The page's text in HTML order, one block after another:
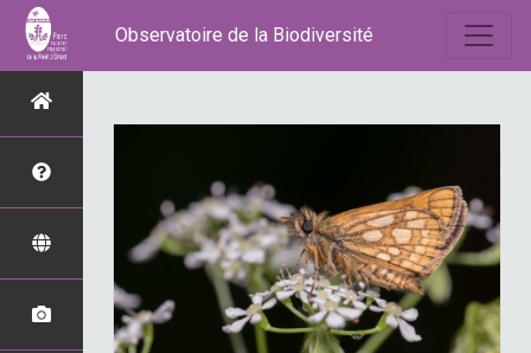
Observatoire de la Biodiversité